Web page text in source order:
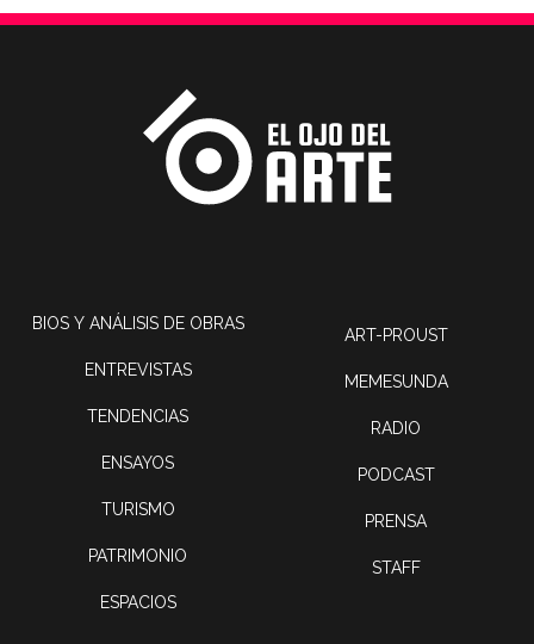
BIOS Y ANÁLISIS DE OBRAS
ENTREVISTAS
TENDENCIAS
ENSAYOS
TURISMO
PATRIMONIO
ESPACIOS
ART-PROUST
MEMESUNDA
RADIO
PODCAST
PRENSA
STAFF